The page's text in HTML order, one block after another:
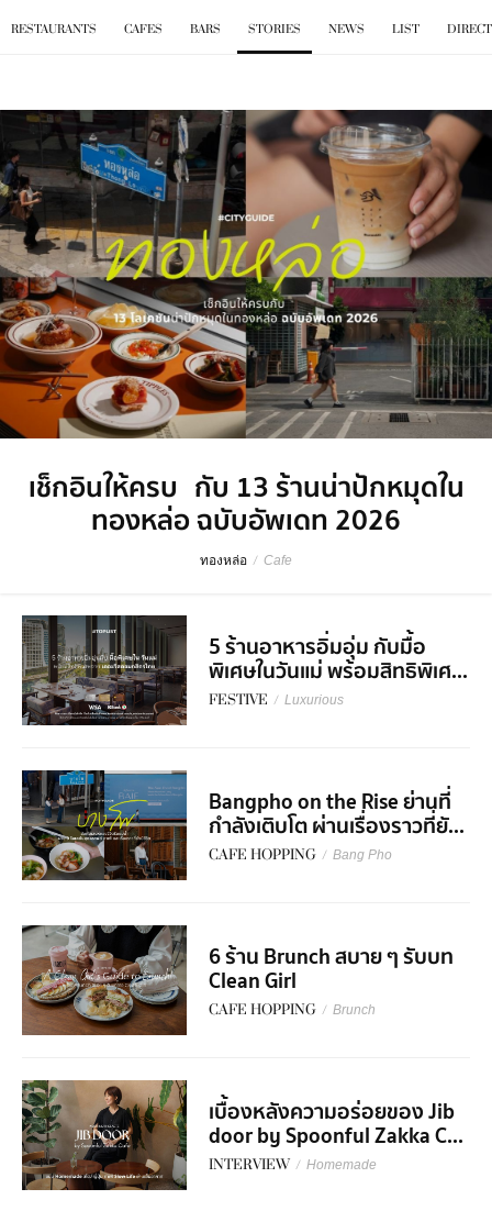
BKK .EAT
RESTAURANTS CAFES BARS STORIES NEWS LIST
เช็กอินให้ครบ กับ 13 ร้านน่าปักหมุดใน
ทองหล่อ ฉบับอัพเดท 2026
ทองหล่อ / Cafe
5 ร้านอาหารอิ่มอุ่ม กับมื้อ
พิเศษในวันแม่ พร้อมสิทธิพิเศ...
FESTIVE / Luxurious
Bangpho on the Rise ย่านที่
กำลังเติบโต ผ่านเรื่องราวที่ยั...
CAFE HOPPING / Bang Pho
6 ร้าน Brunch สบาย ๆ รับบท
Clean Girl
CAFE HOPPING / Brunch
เบื้องหลังความอร่อยของ Jib
door by Spoonful Zakka C...
INTERVIEW / Homemade